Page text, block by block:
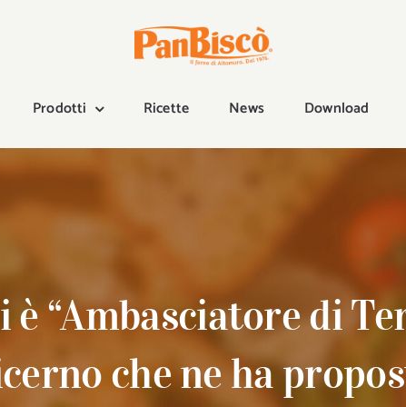
Prodotti Ricette News Download
“Ambasciatore di
che ne ha